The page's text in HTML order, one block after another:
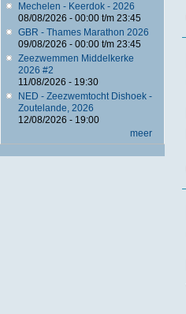
Mechelen - Keerdok - 2026
08/08/2026 - 00:00t/m 23:45
GBR - Thames Marathon 2026
09/08/2026 - 00:00t/m 23:45
Zeezwemmen Middelkerke
2026 #2
11/08/2026 - 19:30
NED - Zeezwemtocht Dishoek -
Zoutelande, 2026
12/08/2026 - 19:00
meer